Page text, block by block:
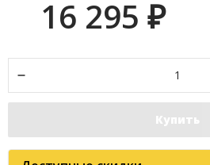
16 295 ₽
Купить